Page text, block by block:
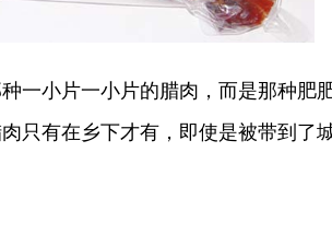
小片一小片的腊肉，而是那种肥
只有在乡下才有，即使是被带到了